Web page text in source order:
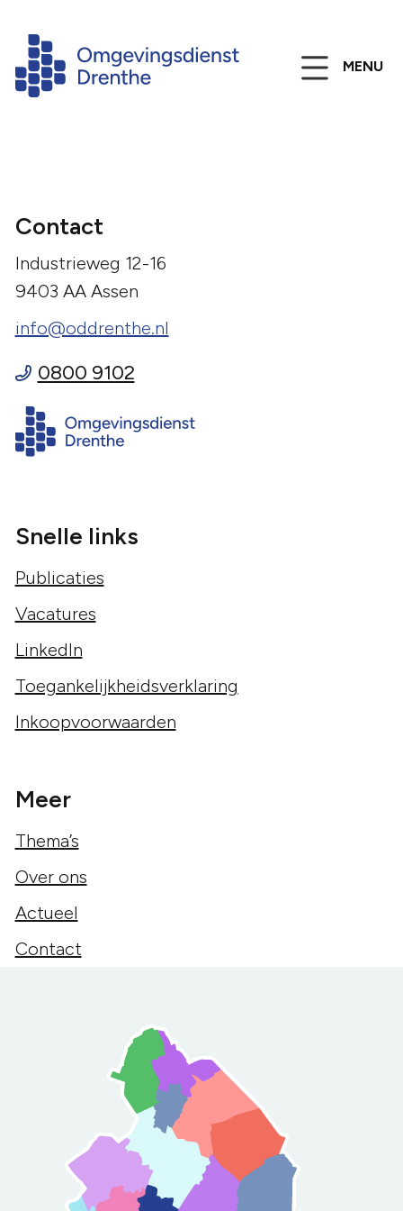
MENU
Contact
Industrieweg 12-16
9403 AA Assen
info@oddrenthe.nl
0800 9102
Snelle links
Publicaties
Vacatures
LinkedIn
Toegankelijkheidsverklaring
Inkoopvoorwaarden
Meer
Thema’s
Over ons
Actueel
Contact